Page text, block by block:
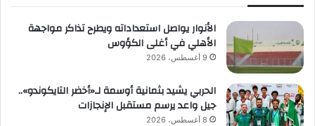
الأنوار يواصل استعداداته ويطرح تذاكر مواجهة
الأهلي في أغلى الكؤوس
9 أغسطس، 2026
الحربي يشيد بثمانية أوسمة لـ«أخضر التايكوندو»..
جيل واعد يرسم مستقبل الإنجازات
8 أغسطس، 2026